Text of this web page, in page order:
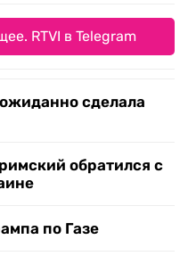
RTVI в Telegram
сделала
обратился с
по Газе